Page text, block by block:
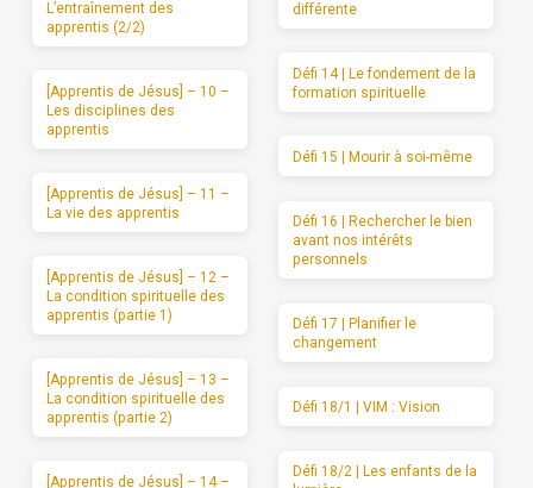
L’entraînement des
apprentis (2/2)
[Apprentis de Jésus] – 10 –
Les disciplines des
apprentis
[Apprentis de Jésus] – 11 –
La vie des apprentis
[Apprentis de Jésus] – 12 –
La condition spirituelle des
apprentis (partie 1)
[Apprentis de Jésus] – 13 –
La condition spirituelle des
apprentis (partie 2)
[Apprentis de Jésus] – 14 –
différente
Défi 14 | Le fondement de la
formation spirituelle
Défi 15 | Mourir à soi-même
Défi 16 | Rechercher le bien
avant nos intérêts
personnels
Défi 17 | Planifier le
changement
Défi 18/1 | VIM : Vision
Défi 18/2 | Les enfants de la